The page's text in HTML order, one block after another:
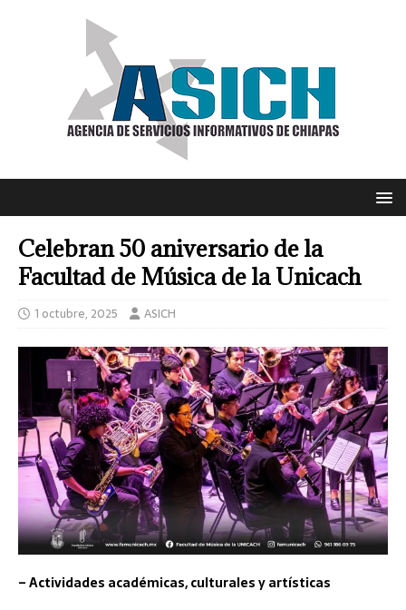
Celebran 50 aniversario de la
Facultad de Música de la Unicach
1 octubre, 2025 ASICH
– Actividades académicas, culturales y artísticas